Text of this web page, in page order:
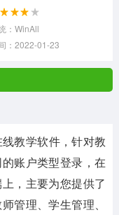
：WinAll
：2022-01-23
教学软件，针对教
账户类型登录，在
，主要为您提供了
管理、学生管理、